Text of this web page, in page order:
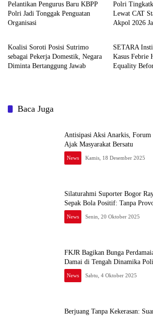
Pelantikan Pengurus Baru KBPP
Polri Jadi Tonggak Penguatan
Organisasi
Polri
Lewat CAT
Akpol 2026
News
Koalisi Soroti Posisi Sutrimo
sebagai Pekerja Domestik, Negara
Diminta Bertanggung Jawab
News
SETARA
Kasus Febrie
Equality
Baca Juga
Antisipasi Aksi Anarkis, Forum
Ajak Masyarakat Bersatu
News Kamis, 18 Desember 2025
Silaturahmi Suporter Bogor
Sepak Bola Positif: Tanpa
News Senin, 20 Oktober 2025
FKJR Bagikan Bunga
Damai di Tengah Dinamika
News Sabtu, 4 Oktober 2025
Berjuang Tanpa Kekerasan: